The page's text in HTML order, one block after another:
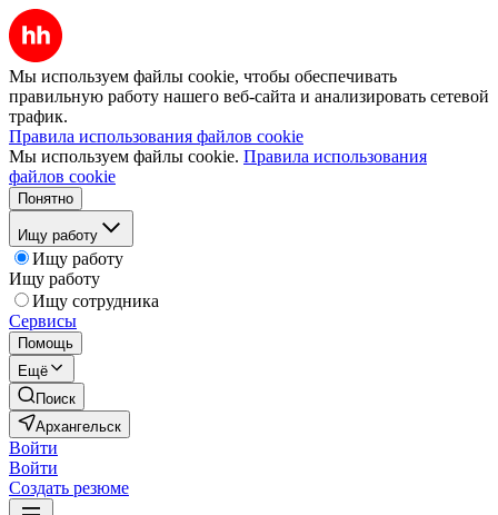
Мы используем файлы cookie, чтобы обеспечивать
правильную работу нашего веб-сайта и анализировать сетевой
трафик.
Правила использования файлов cookie
Мы используем файлы cookie. Правила использования
файлов cookie
Понятно
Ищу работу
Ищу работу
Ищу работу
Ищу сотрудника
Сервисы
Помощь
Ещё
Поиск
Архангельск
Войти
Войти
Создать резюме